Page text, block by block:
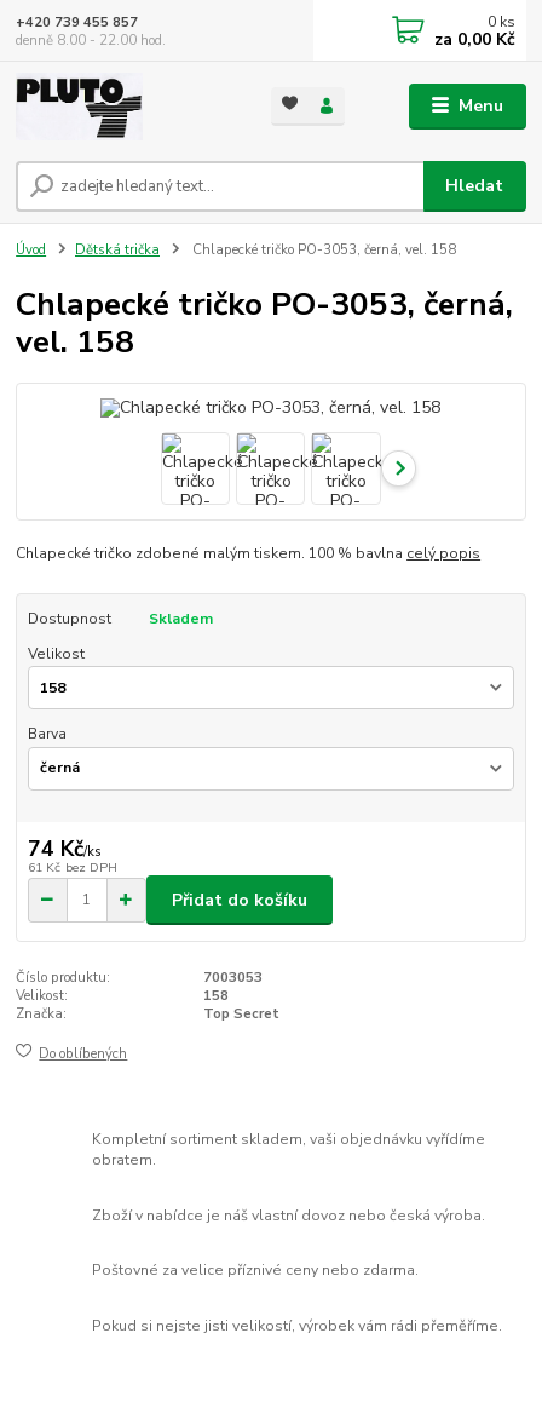
Menu
Hledat
+420 739 455 857
denně 8.00 - 22.00 hod.
0 ks
za 0,00 Kč
Úvod Dětská trička Chlapecké tričko PO-3053, černá, vel. 158
Chlapecké tričko PO-3053, černá,
vel. 158
Chlapecké tričko zdobené malým tiskem. 100 % bavlna celý popis
Dostupnost
Skladem
Velikost
Barva
74 Kč/ks
61 Kč bez DPH
Přidat do košíku
Číslo produktu:
7003053
Velikost:
158
Značka:
Top Secret
Do oblíbených
Kompletní sortiment skladem, vaši objednávku vyřídíme
obratem.
Zboží v nabídce je náš vlastní dovoz nebo česká výroba.
Poštovné za velice příznivé ceny nebo zdarma.
Pokud si nejste jisti velikostí, výrobek vám rádi přeměříme.